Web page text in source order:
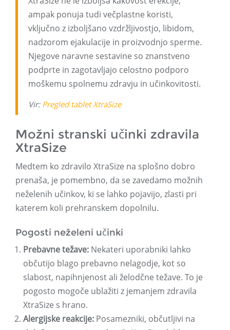
ampak ponuja tudi večplastne koristi,
vključno z izboljšano vzdržljivostjo, libidom,
nadzorom ejakulacije in proizvodnjo sperme.
Njegove naravne sestavine so znanstveno
podprte in zagotavljajo celostno podporo
moškemu spolnemu zdravju in učinkovitosti.
Vir: Pregled tablet XtraSize
Možni stranski učinki zdravila
XtraSize
Medtem ko zdravilo XtraSize na splošno dobro
prenaša, je pomembno, da se zavedamo možnih
neželenih učinkov, ki se lahko pojavijo, zlasti pri
katerem koli prehranskem dopolnilu.
Pogosti neželeni učinki
Prebavne težave: Nekateri uporabniki lahko
občutijo blago prebavno nelagodje, kot so
slabost, napihnjenost ali želodčne težave. To je
pogosto mogoče ublažiti z jemanjem zdravila
XtraSize s hrano.
Alergijske reakcije: Posamezniki, občutljivi na